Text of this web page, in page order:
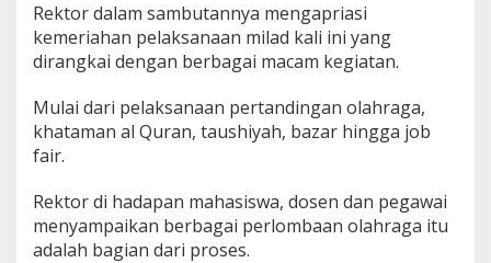
Rektor dalam sambutannya mengapriasi
kemeriahan pelaksanaan milad kali ini yang
dirangkai dengan berbagai macam kegiatan.
Mulai dari pelaksanaan pertandingan olahraga,
khataman al Quran, taushiyah, bazar hingga job
fair.
Rektor di hadapan mahasiswa, dosen dan pegawai
menyampaikan berbagai perlombaan olahraga itu
adalah bagian dari proses.